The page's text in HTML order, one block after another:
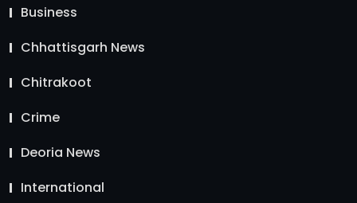
Business
Chhattisgarh News
Chitrakoot
Crime
Deoria News
International